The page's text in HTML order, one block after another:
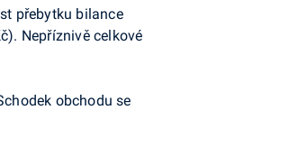
přebytku bilance
Nepříznivě celkové
obchodu se